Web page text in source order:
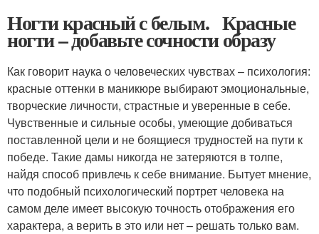
Ногти красный с белым. Красные
ногти – добавьте сочности образу
Как говорит наука о человеческих чувствах – психология:
красные оттенки в маникюре выбирают эмоциональные,
творческие личности, страстные и уверенные в себе.
Чувственные и сильные особы, умеющие добиваться
поставленной цели и не боящиеся трудностей на пути к
победе. Такие дамы никогда не затеряются в толпе,
найдя способ привлечь к себе внимание. Бытует мнение,
что подобный психологический портрет человека на
самом деле имеет высокую точность отображения его
характера, а верить в это или нет – решать только вам.